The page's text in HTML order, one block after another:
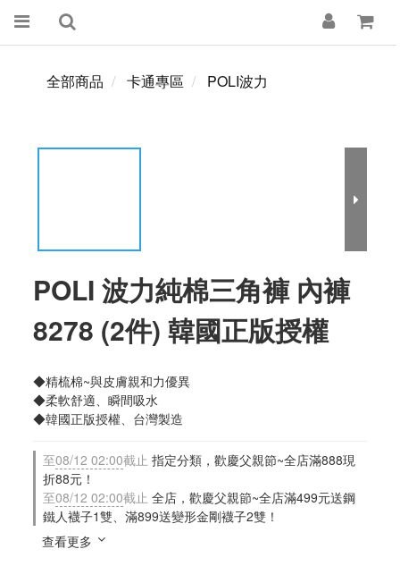
全部商品 卡通專區 POLI波力
POLI 波力純棉三角褲 內褲
8278 (2件) 韓國正版授權
◆精梳棉~與皮膚親和力優異
◆柔軟舒適、瞬間吸水
◆韓國正版授權、台灣製造
至08/12 02:00截止 指定分類，歡慶父親節~全店滿888現
折88元！
至08/12 02:00截止 全店，歡慶父親節~全店滿499元送鋼
鐵人襪子1雙、滿899送變形金剛襪子2雙！
查看更多